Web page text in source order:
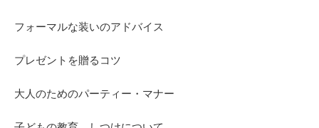
フォーマルな装いのアドバイス
プレゼントを贈るコツ
大人のためのパーティー・マナー